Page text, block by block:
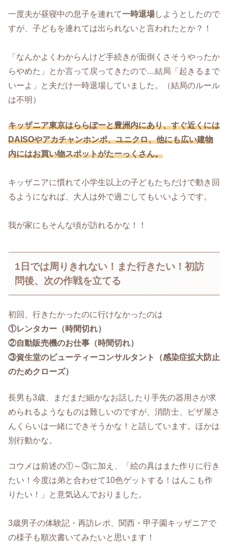
一度夫が昼寝中の息子を連れて一時退場しようとしたので
すが、子どもを連れては出られないと言われたとか？！
「なんかよくわからんけど手続きが面倒くさそうやったか
らやめた」とか言って戻ってきたので…結局「起きるまで
いーよ」と夫だけ一時退場していました。（結局のルール
は不明）
キッザニア東京はららぽーと豊洲内にあり、すぐ近くには
DAISOやアカチャンホンポ、ユニクロ、他にも広い建物
内にはお買い物スポットがたーっくさん。
キッザニアに慣れて小学生以上の子どもたちだけで動き回
るようになれば、大人は外で過ごしてもいいようです。
我が家にもそんな頃が訪れるかな！！
1日では周りきれない！また行きたい！初訪
問後、次の作戦を立てる
初回、行きたかったのに行けなかったのは
①レンタカー（時間切れ）
②自動販売機のお仕事（時間切れ）
③資生堂のビューティーコンサルタント（感染症拡大防止
のためクローズ）
長男も3歳、まだまだ細かなお話したり手先の器用さが求
められるようなものは難しいのですが、消防士、ピザ屋さ
んくらいは一緒にできそうかな！と話しています。ほかは
別行動かな。
コウメは前述の①～③に加え、「絵の具はまた作りに行き
たい！今度は弟と合わせて10色ゲットする！はんこも作
りたい！」と意気込んでおりました。
3歳男子の体験記・再訪レポ、関西・甲子園キッザニアで
の様子も順次書いてみたいと思います！